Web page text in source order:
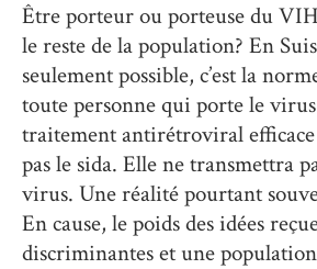
Être porteur ou porteuse du
le reste de la population? En
seulement possible, c’est la
toute personne qui porte le
traitement antirétroviral
pas le sida. Elle ne transmettra
virus. Une réalité pourtant
En cause, le poids des idées
discriminantes et une